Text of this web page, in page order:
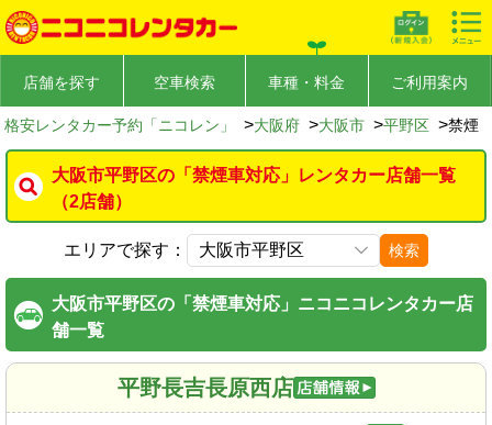
店舗を探す 空車検索 車種・料金 ご利用案内
格安レンタカー予約「ニコレン」 >大阪府 >大阪市 >平野区 >禁煙
大阪市平野区の「禁煙車対応」レンタカー店舗一覧
（2店舗）
エリアで探す： 検索
大阪市平野区の「禁煙車対応」ニコニコレンタカー店
舗一覧
平野長吉長原西店